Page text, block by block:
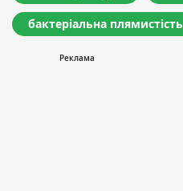
бактеріальна плямистість